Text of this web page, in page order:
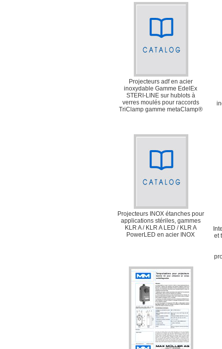
Projecteurs adf en acier
inoxydable Gamme EdelEx
STERI-LINE sur hublots à
verres moulés pour raccords
TriClamp gamme metaClamp®
Projecteurs INOX étanches pour
applications stériles, gammes
KLR A / KLR A LED / KLR A
PowerLED en acier INOX
et